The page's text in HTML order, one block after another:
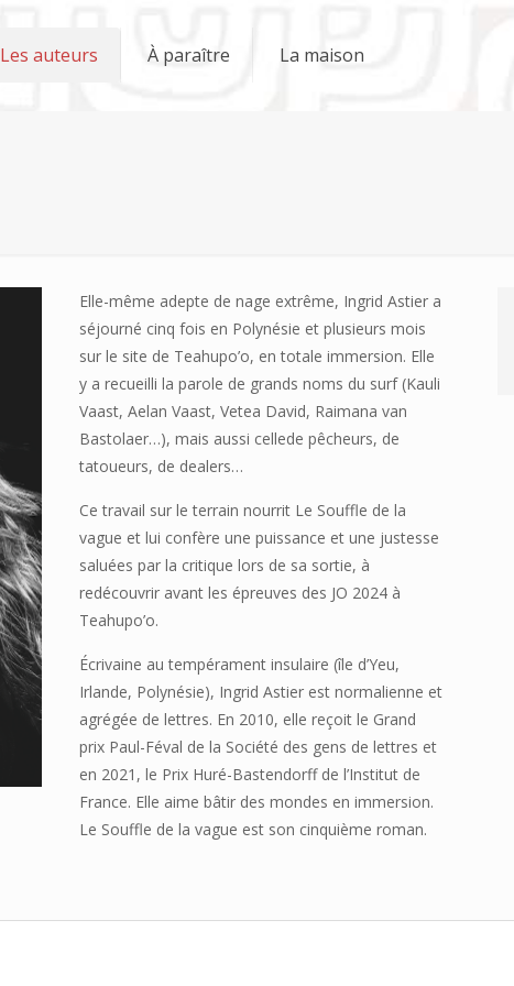
Les auteurs À paraître La maison
Elle-même adepte de nage extrême, Ingrid Astier a
séjourné cinq fois en Polynésie et plusieurs mois
sur le site de Teahupo’o, en totale immersion. Elle
y a recueilli la parole de grands noms du surf (Kauli
Vaast, Aelan Vaast, Vetea David, Raimana van
Bastolaer…), mais aussi cellede pêcheurs, de
tatoueurs, de dealers…
Ce travail sur le terrain nourrit Le Souffle de la
vague et lui confère une puissance et une justesse
saluées par la critique lors de sa sortie, à
redécouvrir avant les épreuves des JO 2024 à
Teahupo’o.
Écrivaine au tempérament insulaire (île d’Yeu,
Irlande, Polynésie), Ingrid Astier est normalienne et
agrégée de lettres. En 2010, elle reçoit le Grand
prix Paul-Féval de la Société des gens de lettres et
en 2021, le Prix Huré-Bastendorff de l’Institut de
France. Elle aime bâtir des mondes en immersion.
Le Souffle de la vague est son cinquième roman.